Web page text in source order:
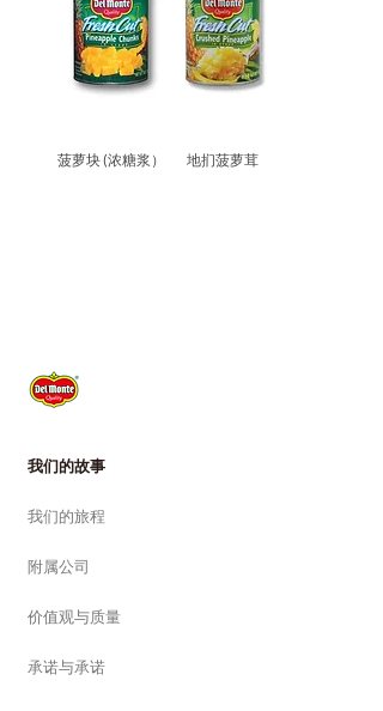
菠萝块 (浓糖浆） 地扪菠萝茸
我们的故事
我们的旅程
附属公司
价值观与质量
承诺与承诺